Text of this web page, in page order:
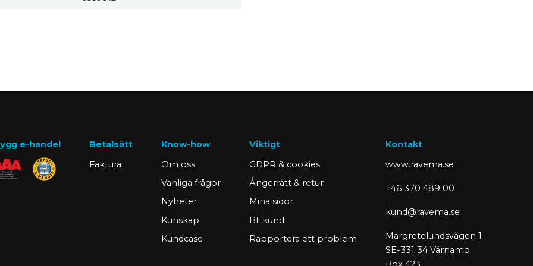
e-handel
Betalsätt
Faktura
Know-how
Om oss
Vanliga frågor
Nyheter
Kunskap
Kundcase
Viktigt
GDPR & cookies
Ångerrätt & retur
Mina sidor
Bli kund
Rapportera ett problem
Kontakt
www.ravema.se
+46 370 489 00
kund@ravema.se
Margretelundsvägen 1
SE-331 34 Värnamo